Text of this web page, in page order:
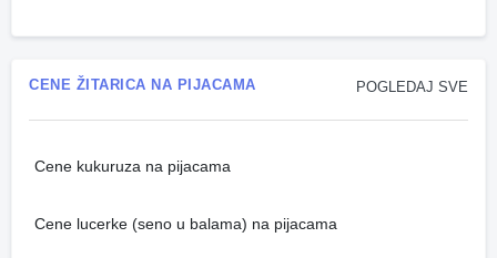
POGLEDAJ SVE
CENE ŽITARICA NA PIJACAMA
Cene kukuruza na pijacama
Cene lucerke (seno u balama) na pijacama